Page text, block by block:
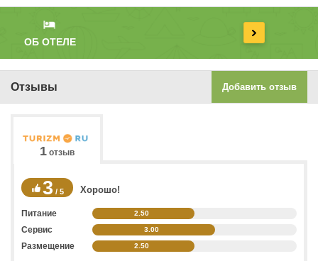
ОБ ОТЕЛЕ
Отзывы Добавить отзыв
1отзыв
3 / 5 Хорошо!
Питание 2.50
Сервис 3.00
Размещение 2.50